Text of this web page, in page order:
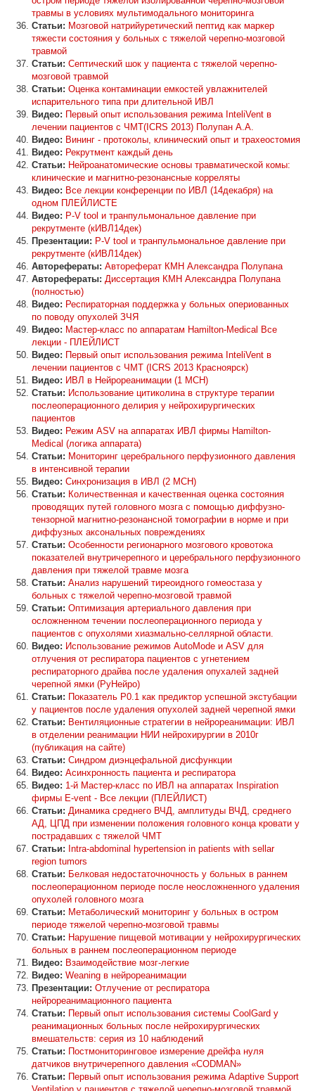
травмы в условиях мультимодального мониторинга
Статьи: Мозговой натрийуретический пептид как маркер
тяжести состояния у больных с тяжелой черепно-мозговой
травмой
Статьи: Септический шок у пациента с тяжелой черепно-
мозговой травмой
Статьи: Оценка контаминации емкостей увлажнителей
испарительного типа при длительной ИВЛ
Видео: Первый опыт использования режима InteliVent в
лечении пациентов с ЧМТ(ICRS 2013) Полупан А.А.
Видео: Вининг - протоколы, клинический опыт и трахеостомия
Видео: Рекрутмент каждый день
Статьи: Нейроанатомические основы травматической комы:
клинические и магнитно-резонансные корреляты
Видео: Все лекции конференции по ИВЛ (14декабря) на
одном ПЛЕЙЛИСТЕ
Видео: P-V tool и транпульмональное давление при
рекрутменте (кИВЛ14дек)
Презентации: P-V tool и транпульмональное давление при
рекрутменте (кИВЛ14дек)
Авторефераты: Автореферат КМН Александра Полупана
Авторефераты: Диссертация КМН Александра Полупана
(полностью)
Видео: Респираторная поддержка у больных опериованных
по поводу опухолей ЗЧЯ
Видео: Мастер-класс по аппаратам Hamilton-Medical Все
лекции - ПЛЕЙЛИСТ
Видео: Первый опыт использования режима InteliVent в
лечении пациентов с ЧМТ (ICRS 2013 Красноярск)
Видео: ИВЛ в Нейрореанимации (1 МСН)
Статьи: Использование цитиколина в структуре терапии
послеоперационного делирия у нейрохирургических
пациентов
Видео: Режим ASV на аппаратах ИВЛ фирмы Hamilton-
Medical (логика аппарата)
Статьи: Мониторинг церебрального перфузионного давления
в интенсивной терапии
Видео: Синхронизация в ИВЛ (2 МСН)
Статьи: Количественная и качественная оценка состояния
проводящих путей головного мозга с помощью диффузно-
тензорной магнитно-резонансной томографии в норме и при
диффузных аксональных повреждениях
Статьи: Особенности регионарного мозгового кровотока
показателей внутричерепного и церебрального перфузионного
давления при тяжелой травме мозга
Статьи: Анализ нарушений тиреоидного гомеостаза у
больных с тяжелой черепно-мозговой травмой
Статьи: Оптимизация артериального давления при
осложненном течении послеоперационного периода у
пациентов с опухолями хиазмально-селлярной области.
Видео: Использование режимов AutoMode и ASV для
отлучения от респиратора пациентов с угнетением
респираторного драйва после удаления опухалей задней
черепной ямки (РуНейро)
Статьи: Показатель P0.1 как предиктор успешной экстубации
у пациентов после удаления опухолей задней черепной ямки
Статьи: Вентиляционные стратегии в нейрореанимации: ИВЛ
в отделении реанимации НИИ нейрохирургии в 2010г
(публикация на сайте)
Статьи: Синдром диэнцефальной дисфункции
Видео: Асинхронность пациента и респиратора
Видео: 1-й Мастер-класс по ИВЛ на аппаратах Inspiration
фирмы E-vent - Все лекции (ПЛЕЙЛИСТ)
Статьи: Динамика среднего ВЧД, амплитуды ВЧД, среднего
АД, ЦПД при изменении положения головного конца кровати у
пострадавших с тяжелой ЧМТ
Статьи: Intra-abdominal hypertension in patients with sellar
region tumors
Статьи: Белковая недостаточночность у больных в раннем
послеоперационном периоде после неосложненного удаления
опухолей головного мозга
Статьи: Метаболический мониторинг у больных в остром
периоде тяжелой черепно-мозговой травмы
Статьи: Нарушение пищевой мотивации у нейрохирургических
больных в раннем послеоперационном периоде
Видео: Взаимодействие мозг-легкие
Видео: Weaning в нейрореанимации
Презентации: Отлучение от респиратора
нейрореанимационного пациента
Статьи: Первый опыт иcпользования системы CoolGard у
реанимационных больных после нейрохирургических
вмешательств: серия из 10 наблюдений
Статьи: Постмониторинговое измерение дрейфа нуля
датчиков внутричерепного давления «CODMAN»
Статьи: Первый опыт использования режима Adaptive Support